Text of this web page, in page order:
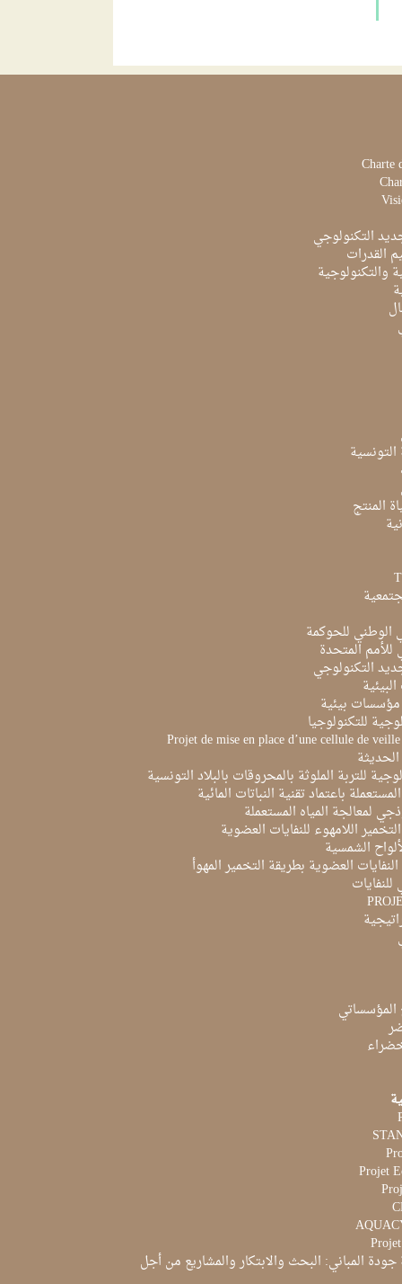
Charte
التكنولوجي
القدرات
والتكنولوجية
التونسية
المنتج
الوطني للحوكمة
للأمم المتحدة
التكنولوجي
بيئية
للتكنولوجيا
Projet de mise en place d’une cellule de
للتربة الملوثة بالمحروقات بالبلاد التونسية
باعتماد تقنية النباتات المائية
لمعالجة المياه المستعملة
اللامهوء للنفايات العضوية
الشمسية
العضوية بطريقة التخمير المهوأ
للنفايات
المؤسساتي
Projet
المباني: البحث والابتكار والمشاريع من أجل